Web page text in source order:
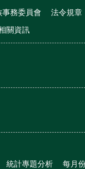
務委員會 法令規章
關資訊
統計專題分析 每月